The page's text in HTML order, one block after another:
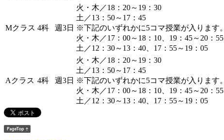
Mクラス 4科 週3日
火・木／18：20～19：30
土／13：50～17：45
※下記のいずれかに5コマ授業が入ります。
火・木／17：00～18：10、19：45～20：55
土／12：30～13：40、17：55～19：05
Aクラス 4科 週3日
火・木／18：20～19：30
土／13：50～17：45
※下記のいずれかに5コマ授業が入ります。
火・木／17：00～18：10、19：45～20：55
土／12：30～13：40、17：55～19：05